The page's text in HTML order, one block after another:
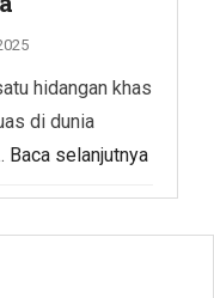
hidangan khas
di dunia
Baca selanjutnya